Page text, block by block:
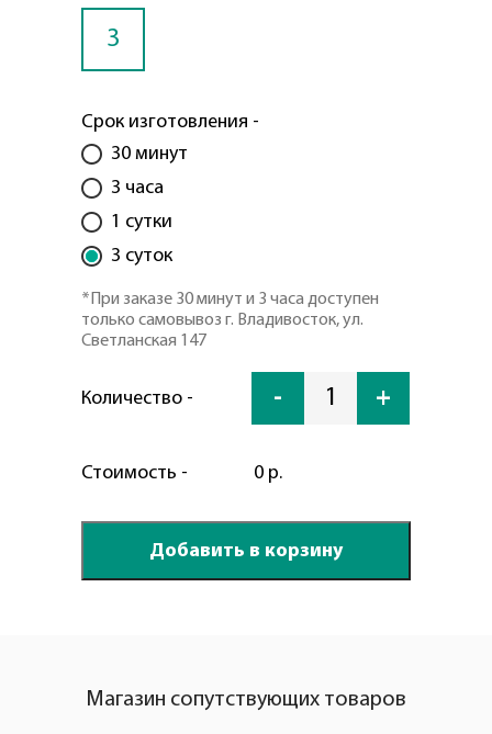
3
Срок изготовления -
30 минут
3 часа
1 сутки
3 суток
*При заказе 30 минут и 3 часа доступен
только самовывоз г. Владивосток, ул.
Светланская 147
Количество - - 1 +
Стоимость - 0 р.
Магазин сопутствующих товаров